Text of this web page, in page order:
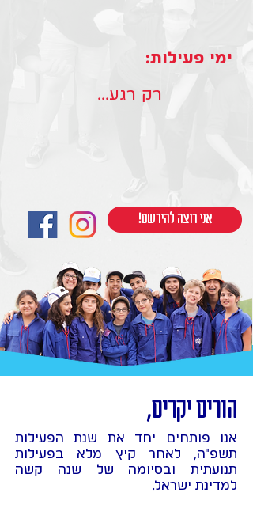
ימי פעילות:
רק רגע...
!אני רוצה להירשם
הורים יקרים,
אנו פותחים יחד את שנת הפעילות
תשפ"ה, לאחר קיץ מלא בפעילות
תנועתית ובסיומה של שנה קשה
למדינת ישראל.